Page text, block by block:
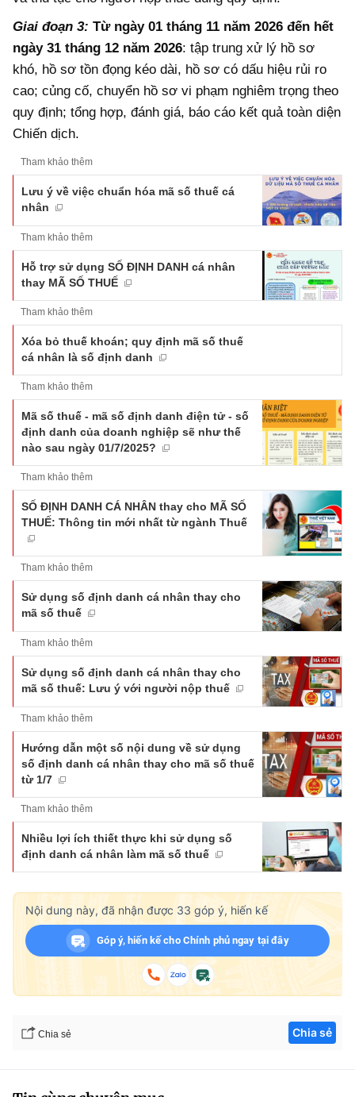
Giai đoạn 3: Từ ngày 01 tháng 11 năm 2026 đến hết
ngày 31 tháng 12 năm 2026: tập trung xử lý hồ sơ
khó, hồ sơ tồn đọng kéo dài, hồ sơ có dấu hiệu rủi ro
cao; củng cố, chuyển hồ sơ vi phạm nghiêm trọng theo
quy định; tổng hợp, đánh giá, báo cáo kết quả toàn diện
Chiến dịch.
Tham khảo thêm
Lưu ý về việc chuẩn hóa mã số thuế cá
nhân
Tham khảo thêm
Hỗ trợ sử dụng SỐ ĐỊNH DANH cá nhân
thay MÃ SỐ THUẾ
Tham khảo thêm
Xóa bỏ thuế khoán; quy định mã số thuế
cá nhân là số định danh
Tham khảo thêm
Mã số thuế - mã số định danh điện tử - số
định danh của doanh nghiệp sẽ như thế
nào sau ngày 01/7/2025?
Tham khảo thêm
SỐ ĐỊNH DANH CÁ NHÂN thay cho MÃ SỐ
THUẾ: Thông tin mới nhất từ ngành Thuế
Tham khảo thêm
Sử dụng số định danh cá nhân thay cho
mã số thuế
Tham khảo thêm
Sử dụng số định danh cá nhân thay cho
mã số thuế: Lưu ý với người nộp thuế
Tham khảo thêm
Hướng dẫn một số nội dung về sử dụng
số định danh cá nhân thay cho mã số thuế
từ 1/7
Tham khảo thêm
Nhiều lợi ích thiết thực khi sử dụng số
định danh cá nhân làm mã số thuế
Nội dung này, đã nhận được 33 góp ý, hiến kế
Góp ý, hiến kế cho Chính phủ ngay tại đây
Chia sẻ Chia sẻ